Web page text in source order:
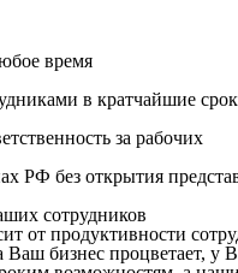
время
в кратчайшие
за рабочих
РФ без открытия
сотрудников
от продуктивности
бизнес процветает, у